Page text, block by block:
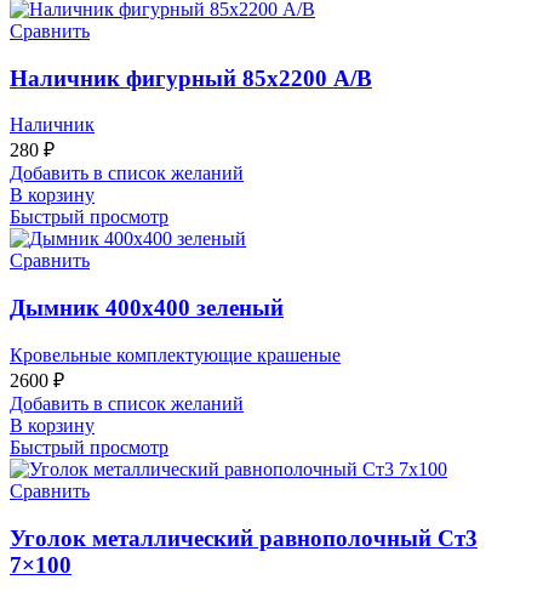
Сравнить
Наличник фигурный 85х2200 А/В
Наличник
280 ₽
Добавить в список желаний
В корзину
Быстрый просмотр
Сравнить
Дымник 400х400 зеленый
Кровельные комплектующие крашеные
2600 ₽
Добавить в список желаний
В корзину
Быстрый просмотр
Сравнить
Уголок металлический равнополочный Ст3
7×100